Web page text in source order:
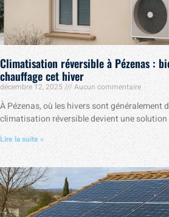
Climatisation réversible à Pézenas :
chauffage cet hiver
décembre 12, 2025 Aucun commentaire
À Pézenas, où les hivers sont généralement
climatisation réversible devient une
Lire la suite »